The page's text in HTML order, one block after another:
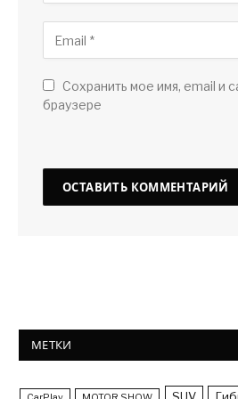
Сохранить мое имя, email и
браузере
МЕТКИ